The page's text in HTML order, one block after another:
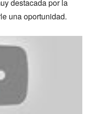
destacada por la
una oportunidad.